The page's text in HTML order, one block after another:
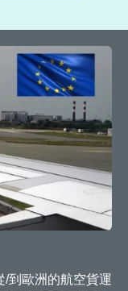
/到歐洲的航空貨運